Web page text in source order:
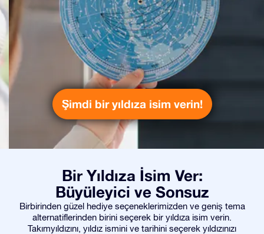
Şimdi bir yıldıza isim verin!
Bir Yıldıza İsim Ver:
Büyüleyici ve Sonsuz
Birbirinden güzel hediye seçeneklerimizden ve geniş tema
alternatiflerinden birini seçerek bir yıldıza isim verin.
Takımyıldızını, yıldız ismini ve tarihini seçerek yıldızınızı